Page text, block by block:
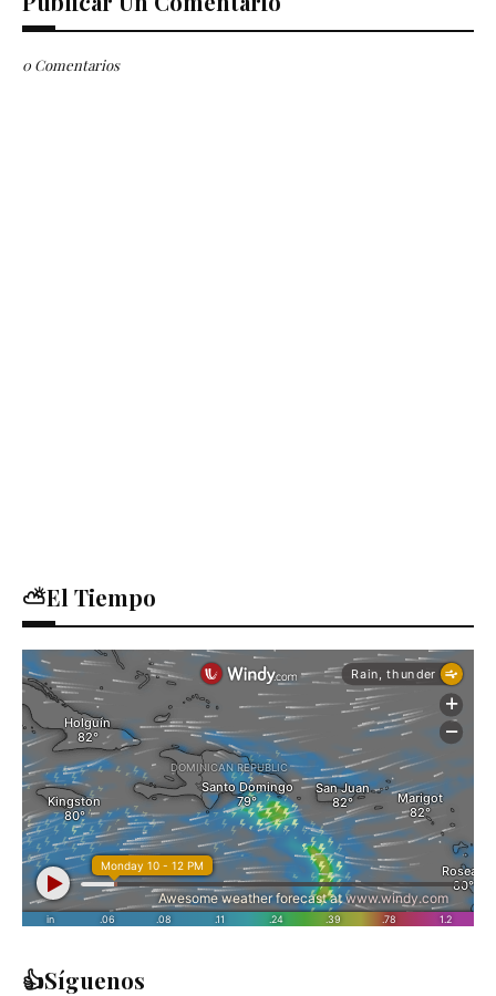
0 Comentarios
⛅El Tiempo
👍Síguenos